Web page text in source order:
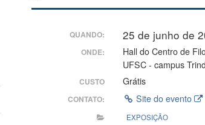
QUANDO: 25 de junho de
ONDE:
Hall do Centro de
UFSC - campus
CUSTO Grátis
CONTATO: Site do evento
EXPOSIÇÃO